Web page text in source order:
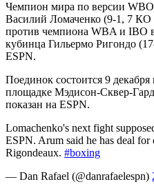
Чемпион мира по версии WBO
Василий Ломаченко (9-1, 7 КО
против чемпиона WBA и IBO
кубинца Гильермо Ригондо
ESPN.
Поединок состоится 9
площадке Мэдисон-Сквер-
показан на ESPN.
Lomachenko's next fight
ESPN. Arum said he has deal
Rigondeaux. #boxing
— Dan Rafael (@danrafaelespn)